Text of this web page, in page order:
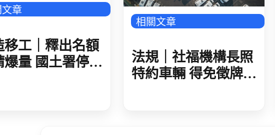
章
移工｜釋出名額
爆量 國土署停止
相關文章
法規｜社福機構長照
特約車輛 得免徵牌照